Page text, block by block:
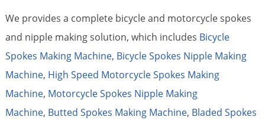
We provides a complete bicycle and motorcycle spokes
and nipple making solution, which includes Bicycle
Spokes Making Machine, Bicycle Spokes Nipple Making
Machine, High Speed Motorcycle Spokes Making
Machine, Motorcycle Spokes Nipple Making
Machine, Butted Spokes Making Machine, Bladed Spokes